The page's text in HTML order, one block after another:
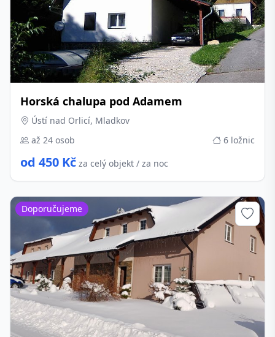
Horská chalupa pod Adamem
Ústí nad Orlicí, Mladkov
až 24 osob
6 ložnic
od 450 Kč za celý objekt / za noc
Doporučujeme